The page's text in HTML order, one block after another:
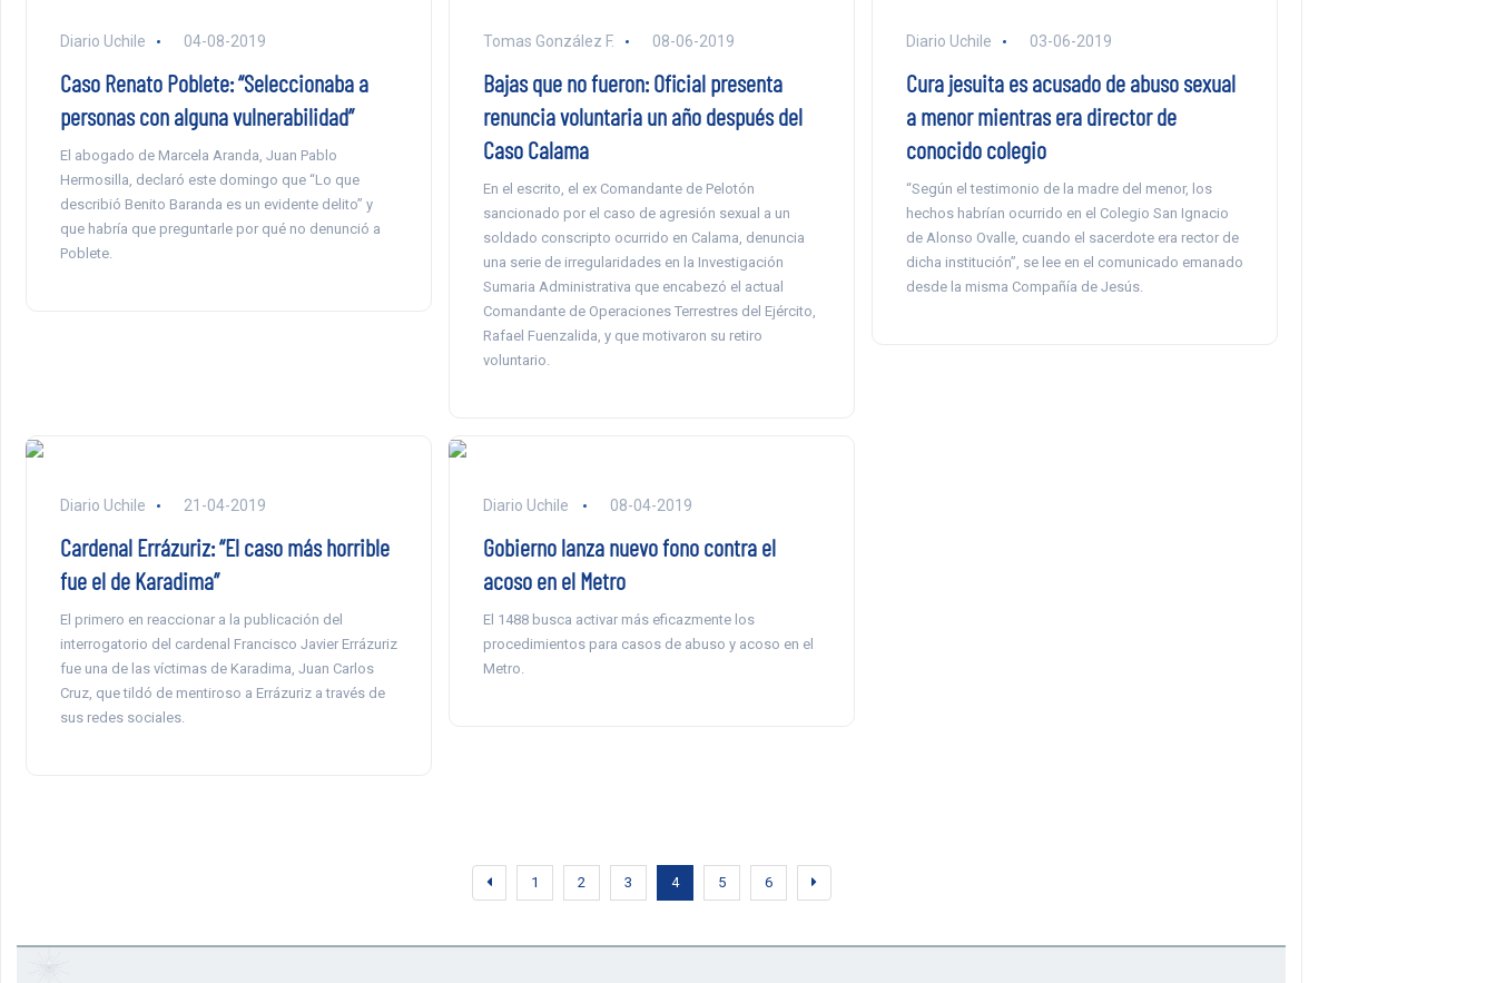
Diario Uchile 04-08-2019
Caso Renato Poblete: “Seleccionaba a
personas con alguna vulnerabilidad”
El abogado de Marcela Aranda, Juan Pablo
Hermosilla, declaró este domingo que “Lo que
describió Benito Baranda es un evidente delito” y
que habría que preguntarle por qué no denunció a
Poblete.
Tomas González F. 08-06-2019
Bajas que no fueron: Oficial presenta
renuncia voluntaria un año después del
Caso Calama
En el escrito, el ex Comandante de Pelotón
sancionado por el caso de agresión sexual a un
soldado conscripto ocurrido en Calama, denuncia
una serie de irregularidades en la Investigación
Sumaria Administrativa que encabezó el actual
Comandante de Operaciones Terrestres del Ejército,
Rafael Fuenzalida, y que motivaron su retiro
voluntario.
Diario Uchile 03-06-2019
Cura jesuita es acusado de abuso sexual
a menor mientras era director de
conocido colegio
“Según el testimonio de la madre del menor, los
hechos habrían ocurrido en el Colegio San Ignacio
de Alonso Ovalle, cuando el sacerdote era rector de
dicha institución”, se lee en el comunicado emanado
desde la misma Compañía de Jesús.
Diario Uchile 21-04-2019
Cardenal Errázuriz: “El caso más horrible
fue el de Karadima”
El primero en reaccionar a la publicación del
interrogatorio del cardenal Francisco Javier Errázuriz
fue una de las víctimas de Karadima, Juan Carlos
Cruz, que tildó de mentiroso a Errázuriz a través de
sus redes sociales.
Diario Uchile 08-04-2019
Gobierno lanza nuevo fono contra el
acoso en el Metro
El 1488 busca activar más eficazmente los
procedimientos para casos de abuso y acoso en el
Metro.
1 2 3 4 5 6